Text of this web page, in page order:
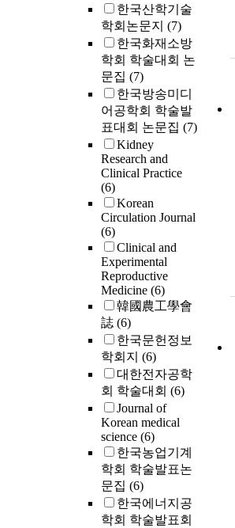
한국산학기술
학회논문지 (7)
한국화재소방
학회 학술대회 논
문집 (7)
한국방송미디
어공학회 학술발
표대회 논문집 (7)
Kidney
Research and
Clinical Practice
(6)
Korean
Circulation Journal
(6)
Clinical and
Experimental
Reproductive
Medicine (6)
韓國農工學會
誌 (6)
한국문헌정보
학회지 (6)
대한전자공학
회 학술대회 (6)
Journal of
Korean medical
science (6)
한국농업기계
학회 학술발표논
문집 (6)
한국에너지공
학회 학술발표회